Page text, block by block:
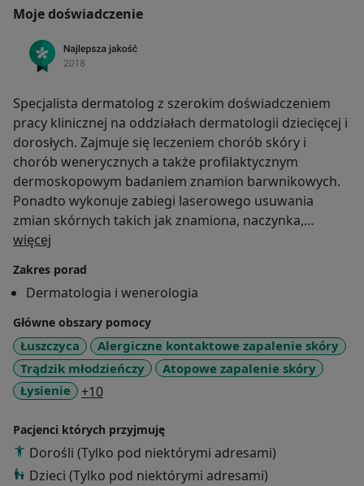
Moje doświadczenie
Specjalista dermatolog z szerokim doświadczeniem
pracy klinicznej na oddziałach dermatologii dziecięcej i
dorosłych. Zajmuje się leczeniem chorób skóry i
chorób wenerycznych a także profilaktycznym
dermoskopowym badaniem znamion barwnikowych.
Ponadto wykonuje zabiegi laserowego usuwania
zmian skórnych takich jak znamiona, naczynka,
włókniaki i brodawki. Jako członek Polskiego
kwalifikacje uczestnicząc w specjalistycznych kursach i
konferencjach. Jest również autorem licznych
artykułów w czasopismach naukowych polskich i
zagranicznych.
Zainteresowania zawodowe:
– alergiczne kontaktowe zapalenie skóry
– trądzik młodzieńczy
– atopowe zapalenie skóry
więcej
Zakres porad
Dermatologia i wenerologia
Główne obszary pomocy
Łuszczyca
Alergiczne kontaktowe zapalenie skóry
Trądzik młodzieńczy
Atopowe zapalenie skóry
Łysienie
+10a11y_sr_more_diseases
Pacjenci których przyjmuję
Dorośli (Tylko pod niektórymi adresami)
Dzieci (Tylko pod niektórymi adresami)